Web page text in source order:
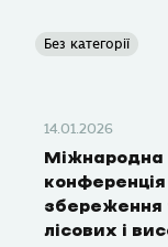
Без категорії
14.01.2026
Міжнародна
збереження
лісових і